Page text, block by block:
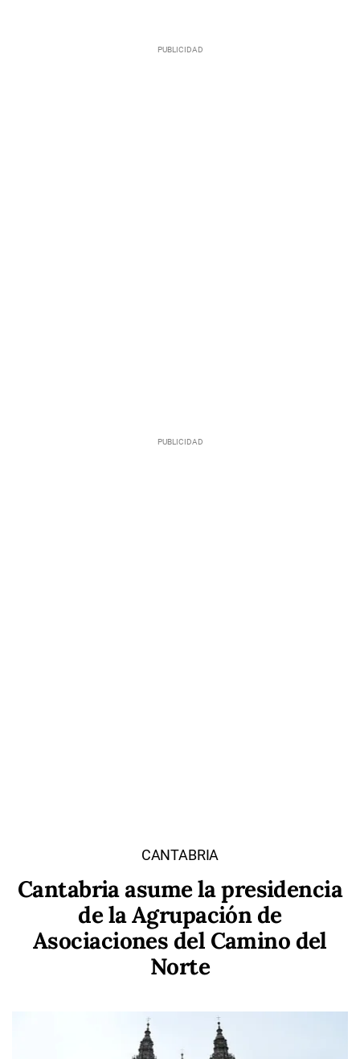
CANTABRIA
Cantabria asume la presidencia
de la Agrupación de
Asociaciones del Camino del
Norte